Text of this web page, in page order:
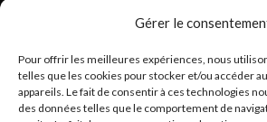
Gérer le
Pour offrir les meilleures expériences, nous
telles que les cookies pour stocker et/ou accéder
appareils. Le fait de consentir à ces technologies
des données telles que le comportement de
Trouvez les meilleurs bracelets de montres
hello@braceletsmartwatch.com